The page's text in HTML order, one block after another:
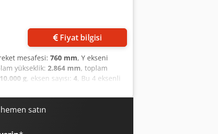
Fiyat bilgisi
mesafesi: 760 mm, Y ekseni
yükseklik: 2.864 mm, toplam
10.000 g, eksen sayısı: 4, Bu 4 eksenli
500 × 500 mm'lik sağlam bir
bir hareket yelpazesi sunar. Bu
64 takımlı bir magazin ile
daha fazla bilgi için bizimle
palet merkezine: 135-895
satın